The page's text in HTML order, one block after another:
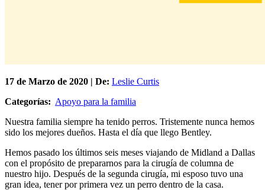
17 de Marzo de 2020 | De: Leslie Curtis
Categorías: Apoyo para la familia
Nuestra familia siempre ha tenido perros. Tristemente nunca hemos
sido los mejores dueños. Hasta el día que llego Bentley.
Hemos pasado los últimos seis meses viajando de Midland a Dallas
con el propósito de prepararnos para la cirugía de columna de
nuestro hijo. Después de la segunda cirugía, mi esposo tuvo una
gran idea, tener por primera vez un perro dentro de la casa.